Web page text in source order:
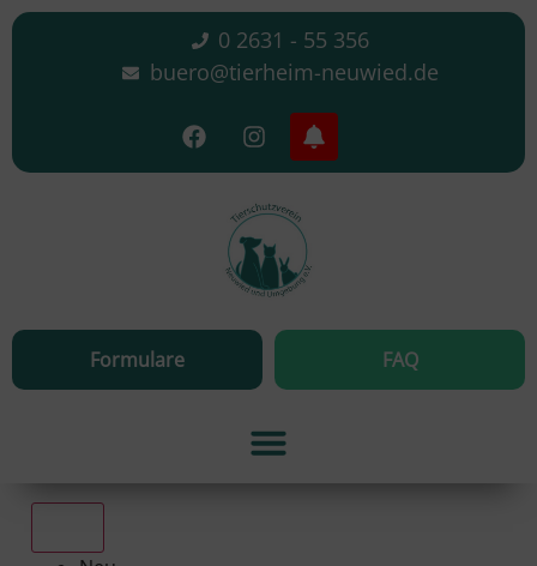
0 2631 - 55 356
buero@tierheim-neuwied.de
Formulare FAQ